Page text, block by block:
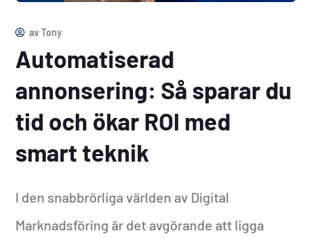
avTony
Automatiserad
annonsering: Så sparar du
tid och ökar ROI med
smart teknik
I den snabbrörliga världen av Digital
Marknadsföring är det avgörande att ligga